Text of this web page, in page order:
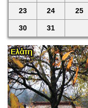
23 24 25
30 31